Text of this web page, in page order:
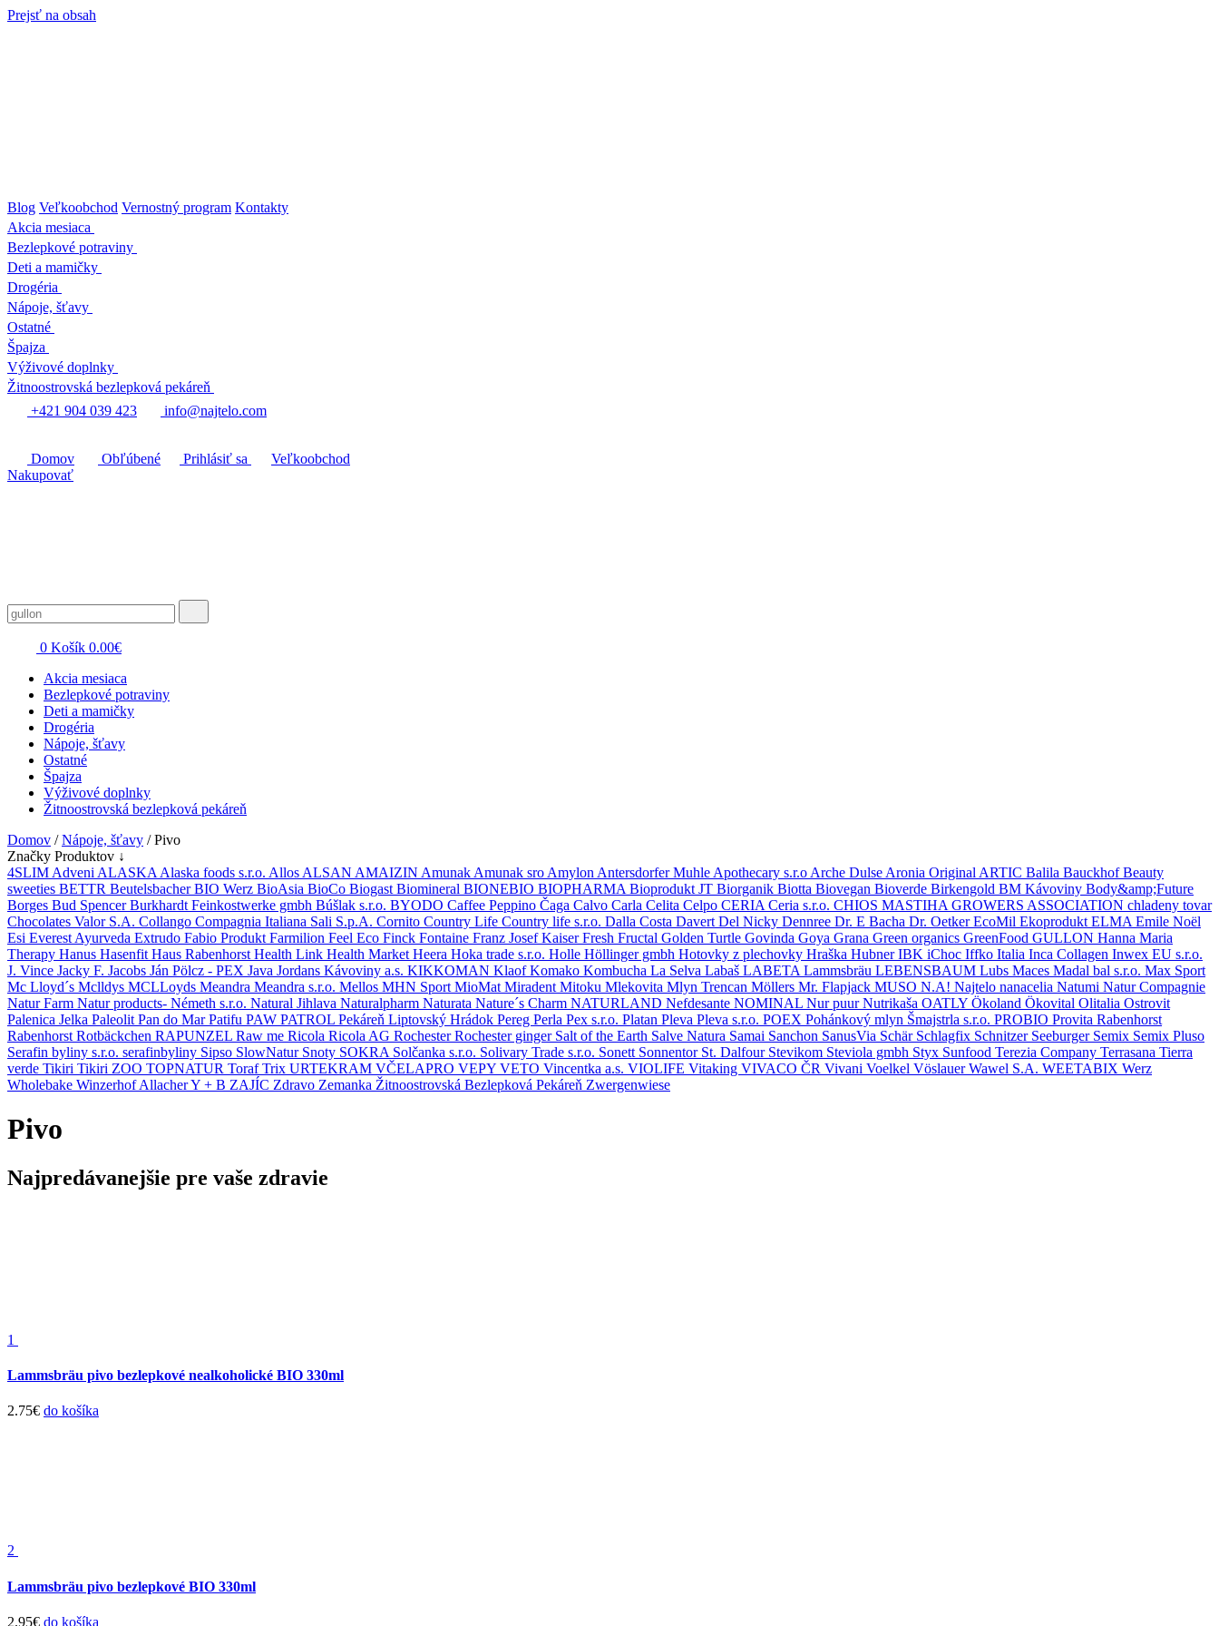
Prejsť na obsah
Blog Veľkoobchod Vernostný program Kontakty
Akcia mesiaca
Bezlepkové potraviny
Deti a mamičky
Drogéria
Nápoje, šťavy
Ostatné
Špajza
Výživové doplnky
Žitnoostrovská bezlepková pekáreň
+421 904 039 423
info@najtelo.com
Domov Obľúbené Prihlásiť sa
Veľkoobchod
Nakupovať
0 Košík 0.00€
Akcia mesiaca
Bezlepkové potraviny
Deti a mamičky
Drogéria
Nápoje, šťavy
Ostatné
Špajza
Výživové doplnky
Žitnoostrovská bezlepková pekáreň
Domov /Nápoje, šťavy / Pivo
Značky Produktov ↓
4SLIM Adveni ALASKA Alaska foods s.r.o. Allos ALSAN AMAIZIN Amunak Amunak sro Amylon Antersdorfer Muhle Apothecary s.r.o Arche Dulse Aronia Original ARTIC Balila BauckhofBeauty
sweeties BETTR BeutelsbacherBIO Werz BioAsia BioCo Biogast Biomineral BIONEBIO BIOPHARMA Bioprodukt JT Biorganik Biotta Biovegan Bioverde Birkengold BM Kávoviny Body&amp;Future
Borges Bud SpencerBurkhardt Feinkostwerke gmbh Búšlak s.r.o. BYODO Caffee Peppino Čaga Calvo Carla Celita Celpo CERIA Ceria s.r.o. CHIOS MASTIHA GROWERS ASSOCIATION chladeny tovar
Chocolates Valor S.A. Collango Compagnia Italiana Sali S.p.A. Cornito Country Life Country life s.r.o. Dalla Costa Davert Del Nicky Dennree Dr. E Bacha Dr. OetkerEcoMil Ekoprodukt ELMA Emile Noël
Esi Everest Ayurveda Extrudo Fabio Produkt Farmilion Feel Eco Finck Fontaine Franz Josef KaiserFresh Fructal Golden Turtle Govinda Goya Grana Green organics GreenFood GULLON Hanna Maria
Therapy Hanus Hasenfit Haus Rabenhorst Health Link Health Market Heera Hoka trade s.r.o. Holle Höllinger gmbh Hotovky z plechovky Hraška HubnerIBK iChoc Iffko Italia Inca Collagen Inwex EU s.r.o.
J. Vince Jacky F. Jacobs Ján Pölcz - PEX Java Jordans Kávoviny a.s. KIKKOMAN KlaofKomako Kombucha La Selva Labaš LABETA Lammsbräu LEBENSBAUM Lubs Maces Madal bal s.r.o. Max Sport
Mc Lloyd´s Mclldys MCLLoyds Meandra Meandra s.r.o. Mellos MHN Sport MioMat Miradent Mitoku Mlekovita Mlyn Trencan Möllers Mr. Flapjack MUSO N.A! Najtelo nanacelia Natumi Natur Compagnie
Natur Farm Natur products- Németh s.r.o. Natural Jihlava Naturalpharm Naturata Nature´s Charm NATURLAND Nefdesante NOMINAL Nur puurNutrikaša OATLY Ökoland Ökovital Olitalia Ostrovit
Palenica Jelka Paleolit Pan do MarPatifu PAW PATROL Pekáreň Liptovský Hrádok Pereg Perla Pex s.r.o. Platan Pleva Pleva s.r.o. POEX Pohánkový mlyn Šmajstrla s.r.o. PROBIO Provita Rabenhorst
Rabenhorst Rotbäckchen RAPUNZEL Raw me Ricola Ricola AG RochesterRochester ginger Salt of the Earth Salve Natura Samai Sanchon SanusVia Schär Schlagfix Schnitzer Seeburger Semix Semix Pluso
Serafin byliny s.r.o. serafinbyliny Sipso SlowNatur Snoty SOKRA Solčanka s.r.o. Solivary Trade s.r.o. Sonett Sonnentor St. Dalfour Stevikom Steviola gmbh Styx Sunfood Terezia Company Terrasana Tierra
verde Tikiri Tikiri ZOO TOPNATUR TorafTrix URTEKRAM VČELAPRO VEPY VETO Vincentka a.s. VIOLIFE Vitaking VIVACO ČR Vivani Voelkel VöslauerWawel S.A. WEETABIX Werz
Wholebake Winzerhof AllacherY + B ZAJÍC Zdravo Zemanka Žitnoostrovská Bezlepková Pekáreň Zwergenwiese
Pivo
Najpredávanejšie pre vaše zdravie
1
Lammsbräu pivo bezlepkové nealkoholické BIO 330ml
2.75€ do košíka
2
Lammsbräu pivo bezlepkové BIO 330ml
2.95€ do košíka